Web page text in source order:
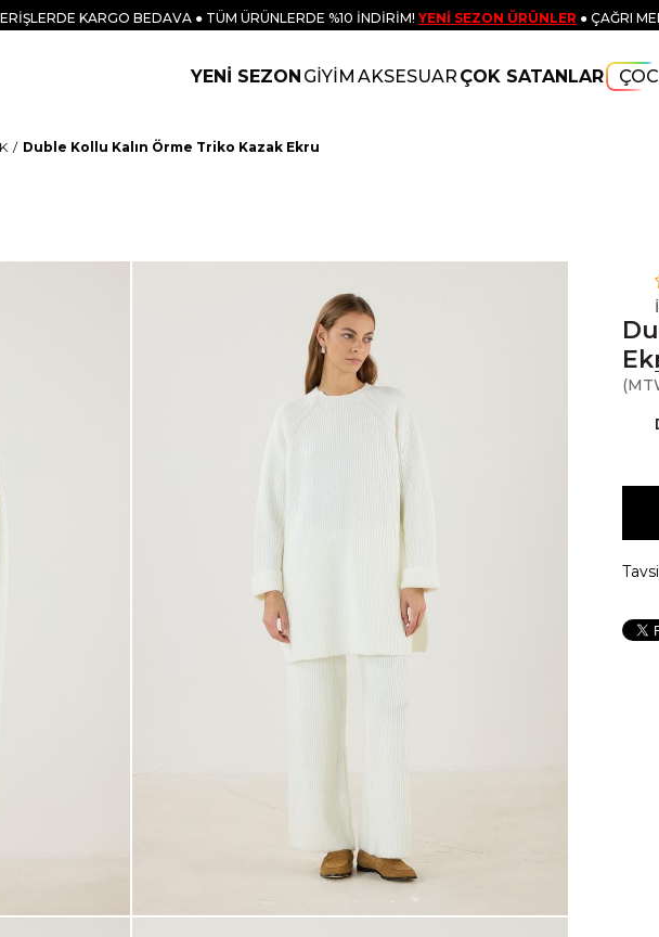
KARGO BEDAVA ● TÜM ÜRÜNLERDE %10 İNDİRİM! YENİ SEZON ÜRÜNLER ● ÇAĞRI
YENİ SEZON GİYİM AKSESUAR ÇOK SATANLAR
Duble Kollu Kalın Örme Triko Kazak Ekru